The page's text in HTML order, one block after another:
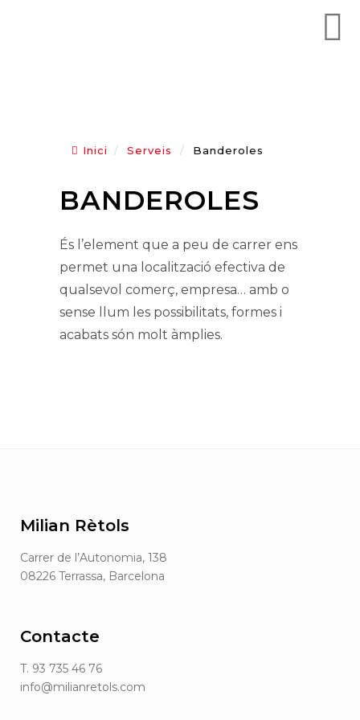
Inici / Serveis / Banderoles
BANDEROLES
És l’element que a peu de carrer ens
permet una localització efectiva de
qualsevol comerç, empresa… amb o
sense llum les possibilitats, formes i
acabats són molt àmplies.
Milian Rètols
Carrer de l’Autonomia, 138
08226 Terrassa, Barcelona
Contacte
T. 93 735 46 76
info@milianretols.com